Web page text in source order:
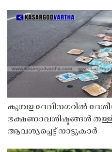
കുമ്പള ദേവീനഗറിൽ
ഭക്ഷണാവശിഷ്ടങ്ങൾ
ആവശ്യപ്പെട്ട് നാട്ടുകാർ